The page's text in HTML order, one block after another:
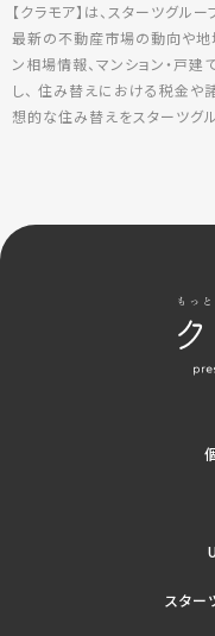
【クラモア】は、スターツグル
最新の不動産市場の動向や地
ン相場情報、マンション・戸
し、 住み替えにおける税金や
想的な住み替えをスターツグ
スター